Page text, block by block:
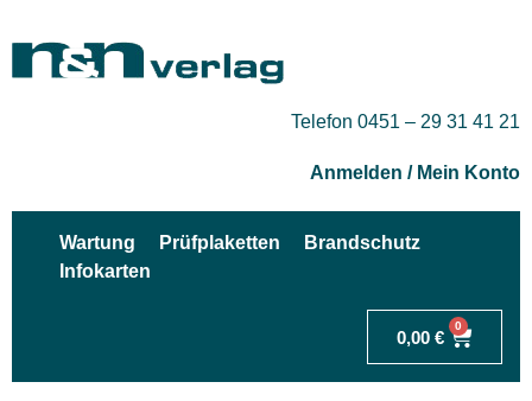
Telefon 0451 – 29 31 41 21
Anmelden / Mein Konto
Wartung Prüfplaketten
Brandschutz
Infokarten
0,00 €
0